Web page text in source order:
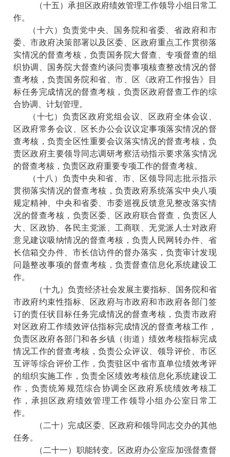
（十五）承担区政府绩效管理工作领导小组日常工
作。
（十六）负责党中央、国务院和省委、省政府和市
委、市政府决策部署以及区委、区政府重点工作贯彻落
实情况的督查考核，负责国务院大督查、专项督查的组
织协调、国务院大督查约谈问责事项核查整改情况的督
查考核，负责国务院和省、市、区《政府工作报告》目
标任务完成情况的督查考核，负责区政府督查工作的综
合协调、计划管理。
（十七）负责区政府党组会议、区政府全体会议、
区政府常务会议、区长办公会议议定事项落实情况的督
查考核，负责全区性重要会议落实情况的督查考核，负
责区政府主要领导同志调研考察活动指示要求落实情况
的督查考核，负责区政府重要专项工作的督查考核。
（十八）负责中央和省、市、区领导同志批示指示
贯彻落实情况的督查考核，负责政府系统落实中央八项
规定精神、中央和省委、市委巡视反馈意见整改落实情
况的督查考核，负责区委、区政府联合督查，负责区人
大、区政协、各民主党派、工商联、无党派人士对政府
意见建议吸纳情况的督查考核，负责人民网转办件、省
长信箱交办件、市长信访件的督办落实，负责审计发现
问题整改事项的督查考核，负责督查信息化系统建设工
作。
（十九）负责经济社会发展主要指标、国务院和省
市政府约束性指标、区政府与市政府和市政府各部门签
订的责任状目标任务完成情况的督查考核，负责市政府
对区政府工作绩效评估指标完成情况的督查考核工作，
负责区政府各部门和各乡镇（街道）绩效考核指标完成
情况工作的督查考核，负责公众评议、领导评价、市区
互评等综合评价工作，负责驻区中省市直单位绩效考评
的组织实施工作，负责全区绩效考核信息化系统建设工
作，负责统筹规范综合协调全区政府系统绩效考核工
作，承担区政府绩效管理工作领导小组办公室日常工
作。
（二十）完成区委、区政府和领导同志交办的其他
任务。
（二十一）职能转变。区政府办公室应加强督查督